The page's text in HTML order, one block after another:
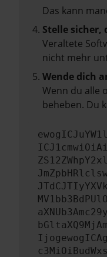
Das kann
Stelle sicher,
Veraltete
nicht mehr
Wende dich
Wenn du alle
beheben. Du